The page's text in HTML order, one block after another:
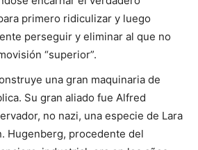
primero ridiculizar y luego
perseguir y eliminar al que no
“superior”.
una gran maquinaria de
Su gran aliado fue Alfred
no nazi, una especie de Lara
Hugenberg, procedente del